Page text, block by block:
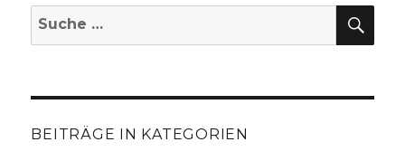
Suche
nach:
BEITRÄGE IN KATEGORIEN